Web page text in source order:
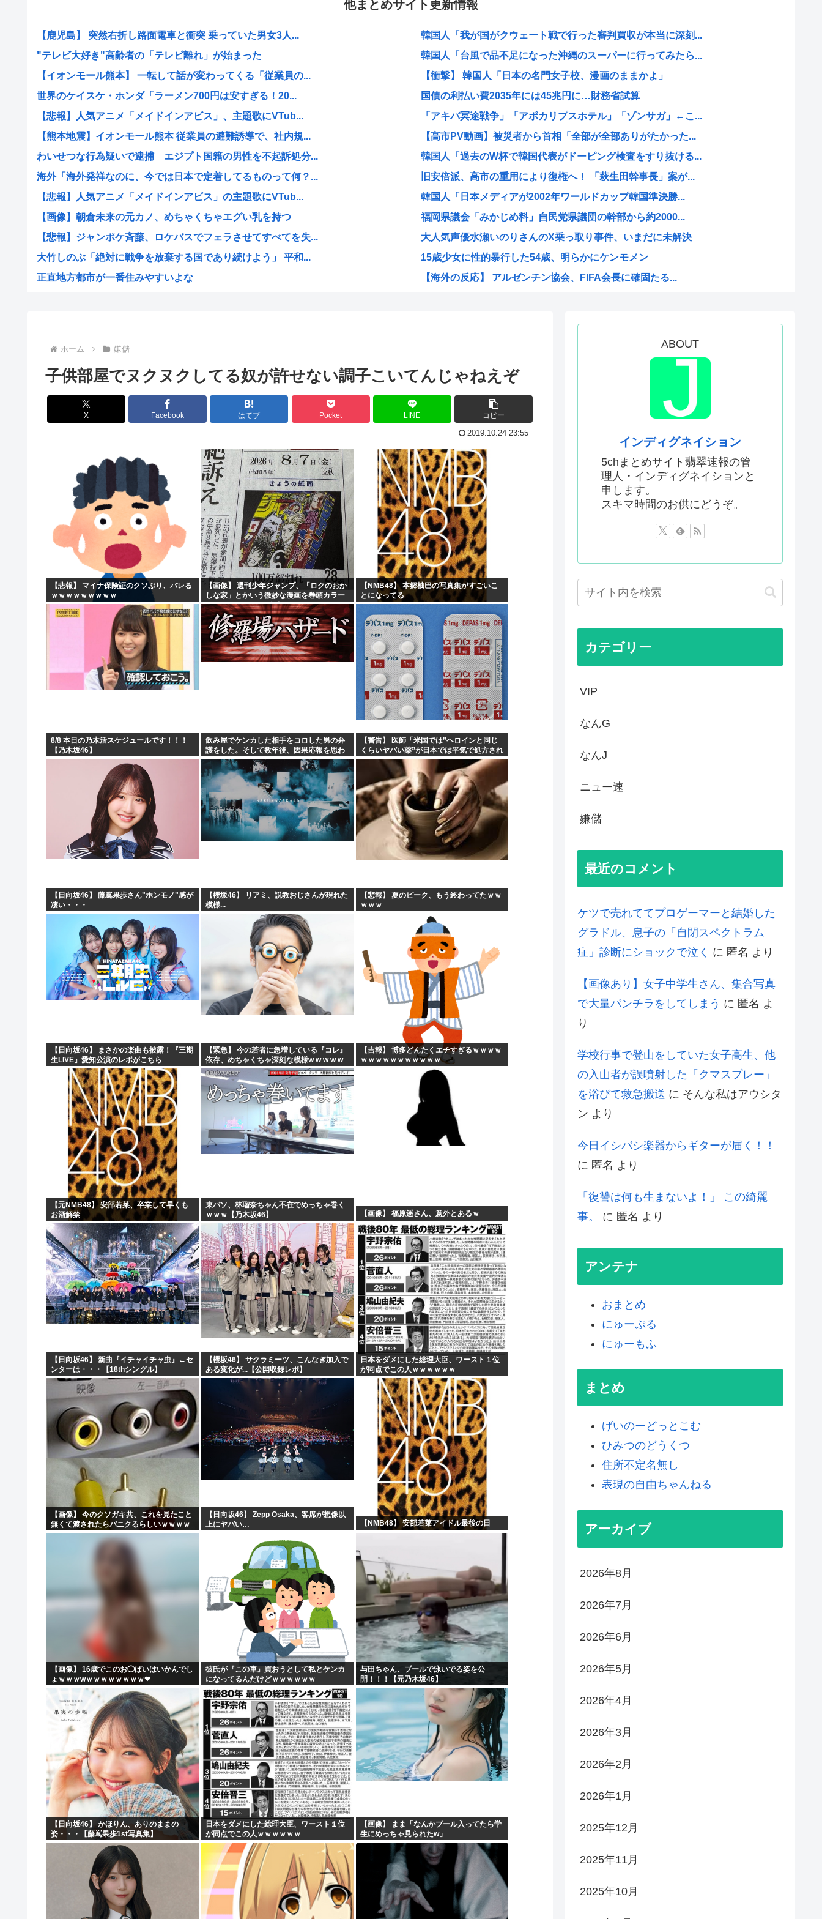
他まとめサイト更新情報
【鹿児島】 突然右折し路面電車と衝突 乗っていた男女3人...
"テレビ大好き"高齢者の「テレビ離れ」が始まった
【イオンモール熊本】 一転して話が変わってくる「従業員の...
世界のケイスケ・ホンダ「ラーメン700円は安すぎる！20...
【悲報】人気アニメ「メイドインアビス」、主題歌にVTub...
【熊本地震】イオンモール熊本 従業員の避難誘導で、社内規...
わいせつな行為疑いで逮捕 エジプト国籍の男性を不起訴処分...
海外「海外発祥なのに、今では日本で定着してるものって何？...
【悲報】人気アニメ「メイドインアビス」の主題歌にVTub...
【画像】朝倉未来の元カノ、めちゃくちゃエグい乳を持つ
【悲報】ジャンポケ斉藤、ロケバスでフェラさせてすべてを失...
大竹しのぶ「絶対に戦争を放棄する国であり続けよう」 平和...
正直地方都市が一番住みやすいよな
SNSで知り合ったJK10人とS●Xしてハメ撮り770本...
【衝撃】マツコ・デラックス「バスタオル、何日使う？」に驚...
同時にレ●プし合ったらどっちが被害者なん？
「非常に残念」高市総理と面会決定も…発言不可、握手のみ ...
植物工場の研究拠点を東京に開設する会社は？オイシイファー...
海外ドラマ、リアルだとガチのマジで語れる奴がいないwww
【悲報】ラーメン屋ワイ、親切で器を重ねただけなのにクソ店...
"テレビ大好き"高齢者の｢テレビ離れ｣が始まった
【絶望】大阪のトイレ、究極の二択を利用者に迫ってしまうw...
【悲報】妹さん、兄との旅行でダブルベッドを予約してしまう...
【悲報】イチローさんの晩年（2011-2019）の成績、...
【朗報】佐藤二朗、沈黙を破り完全勝利宣言
韓国人「我が国がクウェート戦で行った審判買収が本当に深刻...
韓国人「台風で品不足になった沖縄のスーパーに行ってみたら...
【衝撃】 韓国人「日本の名門女子校、漫画のままかよ」
国債の利払い費2035年には45兆円に…財務省試算
「アキバ冥途戦争」「アポカリプスホテル」「ゾンサガ」←こ...
【高市PV動画】被災者から首相「全部が全部ありがたかった...
韓国人「過去のW杯で韓国代表がドーピング検査をすり抜ける...
旧安倍派、高市の重用により復権へ！ 「萩生田幹事長」案が...
韓国人「日本メディアが2002年ワールドカップ韓国準決勝...
福岡県議会「みかじめ料」自民党県議団の幹部から約2000...
大人気声優水瀬いのりさんのX乗っ取り事件、いまだに未解決
15歳少女に性的暴行した54歳、明らかにケンモメン
【海外の反応】 アルゼンチン協会、FIFA会長に確固たる...
高市早苗が全裸でガニ股オ●ニーしてる動画 or 高市早苗...
海外「日本人はなんて気高いんだ！」 英高級紙も驚愕した極...
海外「子宮頸部には神経がないので痛みは感じませんよ」医者...
【愛知・長久手市】ジブリパークに新施設誕生へ 「風の谷の...
ちいかわのモモンガ、逝く模様
4時だから窓から4回安倍晋三連呼した
【画像】今期の覇権アニメが『天幕シャドウガール』に決まっ...
トランプの支持率低迷中の共和党、中間選挙では「民主党はも...
声優目指して上京したワイ、もう実家に帰ることを決意
【衝撃】 韓国人「エボシ御前の声の人、若い頃がこれかよ」
高市早苗、被爆体験者と面会するも発言を禁止し握手のみ許可...
大谷翔平が今永昇太を睨みつける様子に全米騒然！←「最高の...
6月の消費支出-3.3%で7か月連続マイナス 総務省「貯...
韓国人「熊本地震で見る日本の土木技術の完全勝利をご覧くだ...
ホーム 嫌儲
子供部屋でヌクヌクしてる奴が許せない調子こいてんじゃねえぞ
X Facebook はてブ Pocket LINE コピー
2019.10.24 23:55
【悲報】 マイナ保険証のクソぶり、バレる
ｗｗｗｗｗｗｗｗｗ
【画像】 週刊少年ジャンプ、「ロクのおか
しな家」とかいう微妙な漫画を巻頭カラー
にしたせいで100万部切る
【NMB48】 本郷柚巴の写真集がすごいこ
とになってる
8/8 本日の乃木活スケジュールです！！！
【乃木坂46】
飲み屋でケンカした相手をコロした男の弁
護をした。そして数年後、因果応報を思わ
せる出来事が…
【警告】 医師「米国では”ヘロインと同じ
くらいヤバい薬”が日本では平気で処方され
てる」
【日向坂46】 藤嶌果歩さん"ホンモノ"感が
凄い・・・
【櫻坂46】 リアミ、説教おじさんが現れた
模様...
【悲報】 夏のピーク、もう終わってたｗｗ
ｗｗｗ
【日向坂46】 まさかの楽曲も披露！『三期
生LIVE』愛知公演のレポがこちら
【緊急】 今の若者に急増している『コレ』
依存、めちゃくちゃ深刻な模様w w w w w
w w w w w
【吉報】 博多どんたくエチすぎるｗｗｗｗ
ｗｗｗｗｗｗｗｗｗｗｗ
【元NMB48】 安部若菜、卒業して早くも
お酒解禁
東パソ、林瑠奈ちゃん不在でめっちゃ巻く
ｗｗｗ【乃木坂46】
【画像】 福原遥さん、意外とあるｗ
【日向坂46】 新曲『イチャイチャ虫』←セ
ンターは・・・【18thシングル】
【櫻坂46】 サクラミーツ、こんなぎ加入で
ある変化が...【公開収録レポ】
日本をダメにした総理大臣、ワースト１位
が同点でこの人ｗｗｗｗｗｗ
【画像】 今のクソガキ共、これを見たこと
無くて渡されたらパニクるらしいｗｗｗｗ
ｗｗｗｗｗｗｗｗｗ
【日向坂46】 Zepp Osaka、客席が想像以
上にヤバい…
【NMB48】 安部若菜アイドル最後の日
【画像】 16歳でこのお◯ぱいはいかんでし
ょｗｗｗwｗｗｗｗｗｗｗｗ❤
彼氏が『この車』買おうとして私とケンカ
になってるんだけどｗｗｗｗｗｗ
与田ちゃん、プールで泳いでる姿を公
開！！！【元乃木坂46】
【日向坂46】 かほりん、ありのままの
姿・・・【藤嶌果歩1st写真集】
日本をダメにした総理大臣、ワースト１位
が同点でこの人ｗｗｗｗｗｗ
【画像】 まま「なんかプール入ってたら学
生にめっちゃ見られたw」
ABOUT
インディグネイション
5chまとめサイト翡翠速報の管
理人・インディグネイションと
申します。
スキマ時間のお供にどうぞ。
カテゴリー
VIP
なんG
なんJ
ニュー速
嫌儲
最近のコメント
ケツで売れててプロゲーマーと結婚した
グラドル、息子の「自閉スペクトラム
症」診断にショックで泣く に 匿名 より
【画像あり】女子中学生さん、集合写真
で大量パンチラをしてしまう に 匿名 よ
り
学校行事で登山をしていた女子高生、他
の入山者が誤噴射した「クマスプレー」
を浴びて救急搬送 に そんな私はアウシタ
ン より
今日イシバシ楽器からギターが届く！！
に 匿名 より
「復讐は何も生まないよ！」 この綺麗
事。
に 匿名 より
アンテナ
おまとめ
にゅーぷる
にゅーもふ
まとめ
げいのーどっとこむ
ひみつのどうくつ
住所不定名無し
表現の自由ちゃんねる
アーカイブ
2026年8月
2026年7月
2026年6月
2026年5月
2026年4月
2026年3月
2026年2月
2026年1月
2025年12月
2025年11月
2025年10月